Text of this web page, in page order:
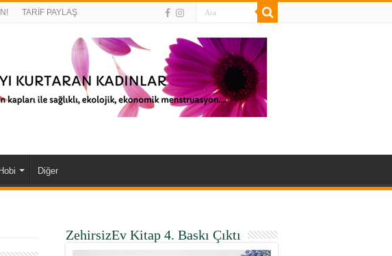
TARİF PAYLAŞ
Hobi Diğer
ZehirsizEv Kitap 4. Baskı Çıktı